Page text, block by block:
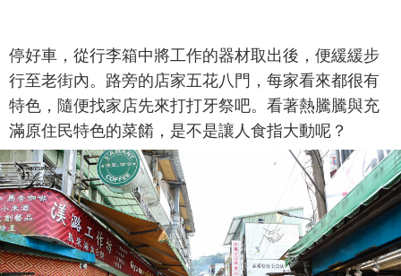
停好車，從行李箱中將工作的器材取出後，便緩緩步
行至老街內。路旁的店家五花八門，每家看來都很有
特色，隨便找家店先來打打牙祭吧。看著熱騰騰與充
滿原住民特色的菜餚，是不是讓人食指大動呢？